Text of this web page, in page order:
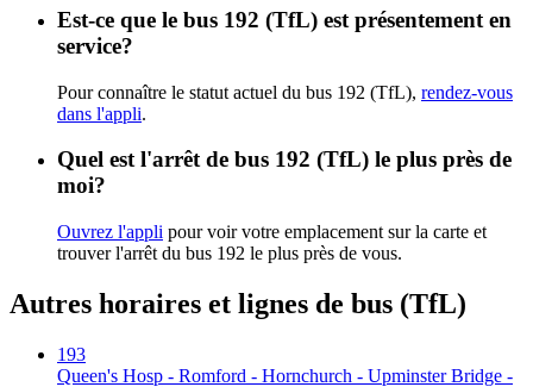
Est-ce que le bus 192 (TfL) est présentement en
service?
Pour connaître le statut actuel du bus 192 (TfL), rendez-vous
dans l'appli.
Quel est l'arrêt de bus 192 (TfL) le plus près de
moi?
Ouvrez l'appli pour voir votre emplacement sur la carte et
trouver l'arrêt du bus 192 le plus près de vous.
Autres horaires et lignes de bus (TfL)
193
Queen's Hosp - Romford - Hornchurch - Upminster Bridge -